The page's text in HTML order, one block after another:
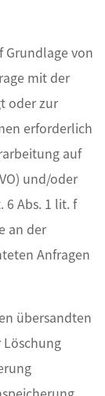
Grundlage von
mit der
oder zur
erforderlich
auf
und/oder
6 Abs. 1 lit. f
an der
Anfragen
übersandten
Löschung